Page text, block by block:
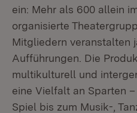
ein: Mehr als 600 allein
organisierte
Mitgliedern veranstalten
Aufführungen. Die
multikulturell und
eine Vielfalt an Sparten
Spiel bis zum Musik-,